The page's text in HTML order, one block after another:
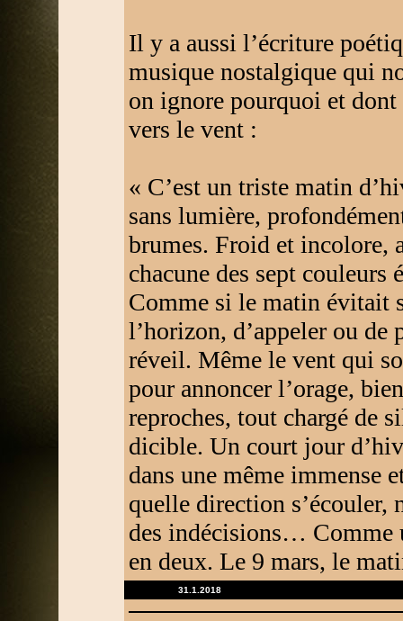
Il y a aussi l’écriture
musique nostalgique qui
on ignore pourquoi et dont
vers le vent :
« C’est un triste matin
sans lumière,
brumes. Froid et incolore,
chacune des sept couleurs
Comme si le matin évitait
l’horizon, d’appeler ou de
réveil. Même le vent qui
pour annoncer l’orage,
reproches, tout chargé de
dicible. Un court jour
dans une même immense
quelle direction s’écouler,
des indécisions… Comme
en deux. Le 9 mars, le
31.1.2018